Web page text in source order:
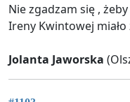
Nie zgadzam się ,
Ireny Kwintowej
Jolanta Jaworska